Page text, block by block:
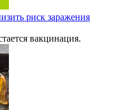
риск заражения
вакцинация.